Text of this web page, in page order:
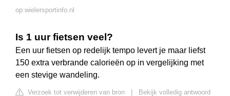
op wielersportinfo.nl
Is 1 uur fietsen veel?
Een uur fietsen op redelijk tempo levert je maar liefst
150 extra verbrande calorieën op in vergelijking met
een stevige wandeling.
Verzoek tot verwijderen van bron
Bekijk volledig antwoord